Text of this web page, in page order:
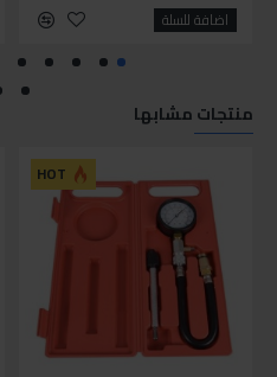
اضافة للسلة
منتجات مشابها
HOT